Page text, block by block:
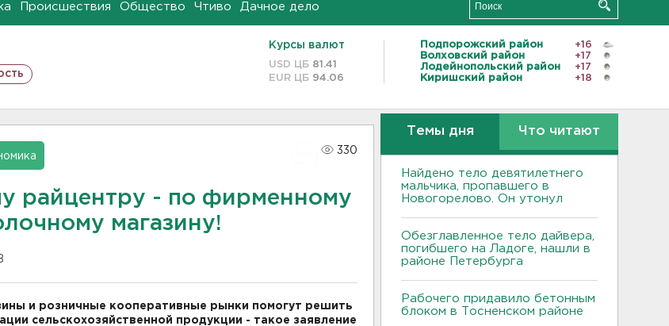
Происшествия Общество Чтиво Дачное дело
Курсы валют
USD ЦБ 81.41
EUR ЦБ 94.06
Подпорожский район
+16
Волховский район
+17
Лодейнопольский район
+17
Киришский район
+18
330
райцентру - по фирменному
магазину!
и розничные кооперативные рынки помогут решить
сельскохозяйственной продукции - такое заявление
Темы дня Что читают
Найдено тело девятилетнего
мальчика, пропавшего в
Новогорелово. Он утонул
Обезглавленное тело дайвера,
погибшего на Ладоге, нашли в
районе Петербурга
Рабочего придавило бетонным
блоком в Тосненском районе